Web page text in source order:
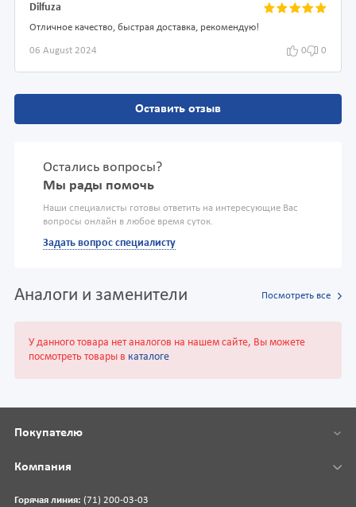
Dilfuza
Отличное качество, быстрая доставка, рекомендую!
06 August 2024 0 0
Оставить отзыв
Остались вопросы?
Мы рады помочь
Наши специалисты готовы ответить на интересующие Вас
вопросы онлайн в любое время суток.
Задать вопрос специалисту
Аналоги и заменители Посмотреть все
У данного товара нет аналогов на нашем сайте, Вы можете
посмотреть товары в каталоге
Горячая линия: (71) 200-03-03
Покупателю
Компания